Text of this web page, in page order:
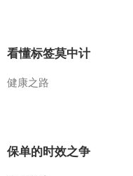
看懂标签莫中计
健康之路
保单的时效之争